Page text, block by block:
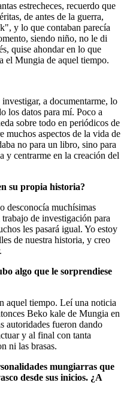
estrecheces, recuerdo que
de antes de la guerra,
y lo que contaban parecía
siendo niño, no le di
quise ahondar en lo que
el Mungia de aquel tiempo.
a documentarme, lo
los datos para mí. Poco a
sobre todo en periódicos de
muchos aspectos de la vida de
no para un libro, sino para
y centrarme en la creación del
su propia historia?
desconocía muchísimas
de investigación para
les pasará igual. Yo estoy
de nuestra historia, y creo
algo que le sorprendiese
aquel tiempo. Leí una noticia
Beko kale de Mungia en
autoridades fueron dando
y al final con tanta
ni las brasas.
mungiarras que
desde sus inicios. ¿A